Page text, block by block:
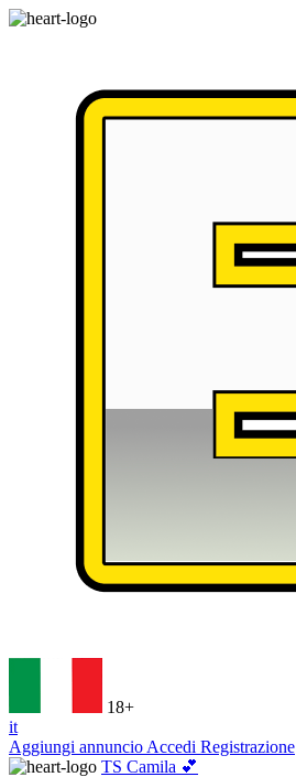
18+
it
Aggiungi annuncio Accedi Registrazione
TS Camila 💕